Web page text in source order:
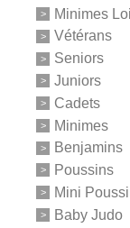
Minimes
Vétérans
Seniors
Juniors
Cadets
Minimes
Benjamins
Poussins
Mini
Baby Judo